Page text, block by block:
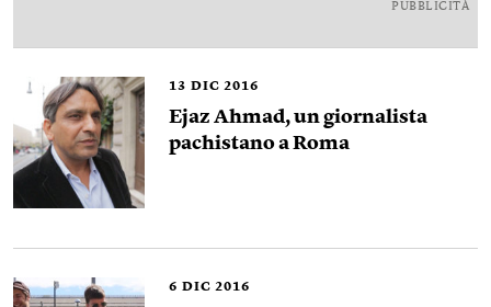
PUBBLICITÀ
13 DIC 2016
Ejaz Ahmad, un giornalista
pachistano a Roma
6 DIC 2016